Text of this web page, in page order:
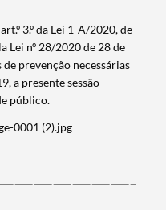
3.º da Lei 1-A/2020, de
Lei nº 28/2020 de 28 de
prevenção necessárias
a presente sessão
público.